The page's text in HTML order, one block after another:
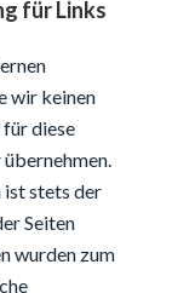
für Links
wir keinen
für diese
ist stets der
Seiten
wurden zum